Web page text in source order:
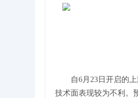
自6月23日开启的
技术面表现较为不利。